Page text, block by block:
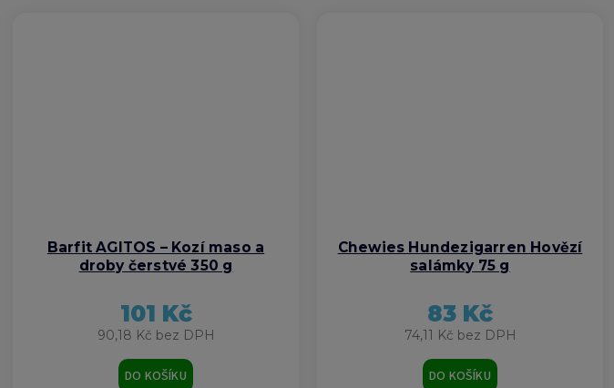
Barfit AGITOS – Kozí maso a
droby čerstvé 350 g
90,18 Kč bez DPH
101 Kč
DO KOŠÍKU
Chewies Hundezigarren Hovězí
salámky 75 g
74,11 Kč bez DPH
83 Kč
DO KOŠÍKU